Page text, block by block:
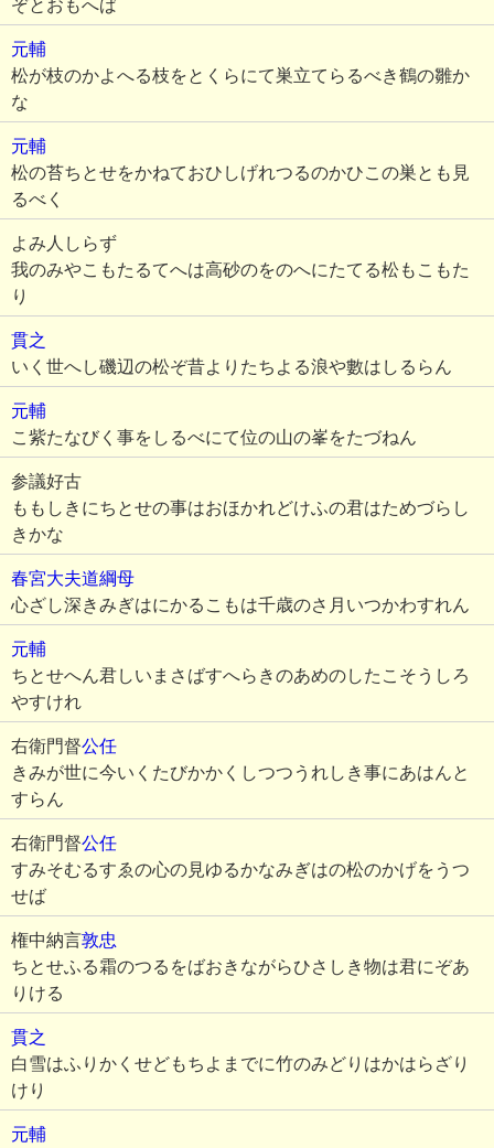
ぞとおもへば
元輔
松が枝のかよへる枝をとくらにて巣立てらるべき鶴の雛か
な
元輔
松の苔ちとせをかねておひしげれつるのかひこの巣とも見
るべく
よみ人しらず
我のみやこもたるてへは高砂のをのへにたてる松もこもた
り
貫之
いく世へし磯辺の松ぞ昔よりたちよる浪や數はしるらん
元輔
こ紫たなびく事をしるべにて位の山の峯をたづねん
参議好古
ももしきにちとせの事はおほかれどけふの君はためづらし
きかな
春宮大夫道綱母
心ざし深きみぎはにかるこもは千歳のさ月いつかわすれん
元輔
ちとせへん君しいまさばすへらきのあめのしたこそうしろ
やすけれ
右衛門督公任
きみが世に今いくたびかかくしつつうれしき事にあはんと
すらん
右衛門督公任
すみそむるすゑの心の見ゆるかなみぎはの松のかげをうつ
せば
権中納言敦忠
ちとせふる霜のつるをばおきながらひさしき物は君にぞあ
りける
貫之
白雪はふりかくせどもちよまでに竹のみどりはかはらざり
けり
元輔